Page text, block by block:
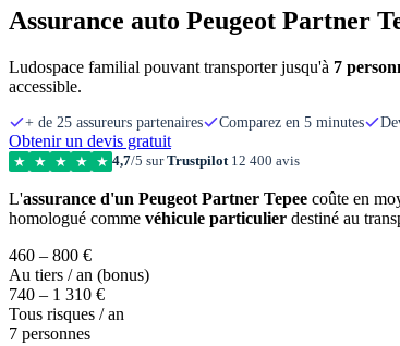
Assurance auto Peugeot Partner
Ludospace familial pouvant transporter jusqu'à 7
accessible.
+ de 25 assureurs partenaires Comparez en 5 minutes
Obtenir un devis gratuit
★ ★ ★ ★ ★ 4,7/5 surTrustpilot12 400 avis
L'assurance d'un Peugeot Partner Tepee coûte en
homologué comme véhicule particulier destiné au
460 – 800 €
Au tiers / an (bonus)
740 – 1 310 €
Tous risques / an
7 personnes